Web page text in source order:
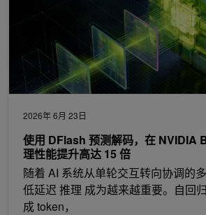
2026年 6月 23日
使用 DFlash 预测解码，在 NVIDIA
理性能提升高达 15 倍
随着 AI 系统从单轮交互转向协调的
低延迟 推理 成为越来越重要。自回
成 token，